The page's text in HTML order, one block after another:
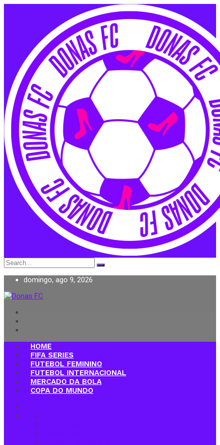
Search
for:
domingo, ago 9, 2026
Donas FC
HOME
FIFA SERIES
FUTEBOL FEMININO
FUTEBOL INTERNACIONAL
MERCADO DA BOLA
COPA DO MUNDO